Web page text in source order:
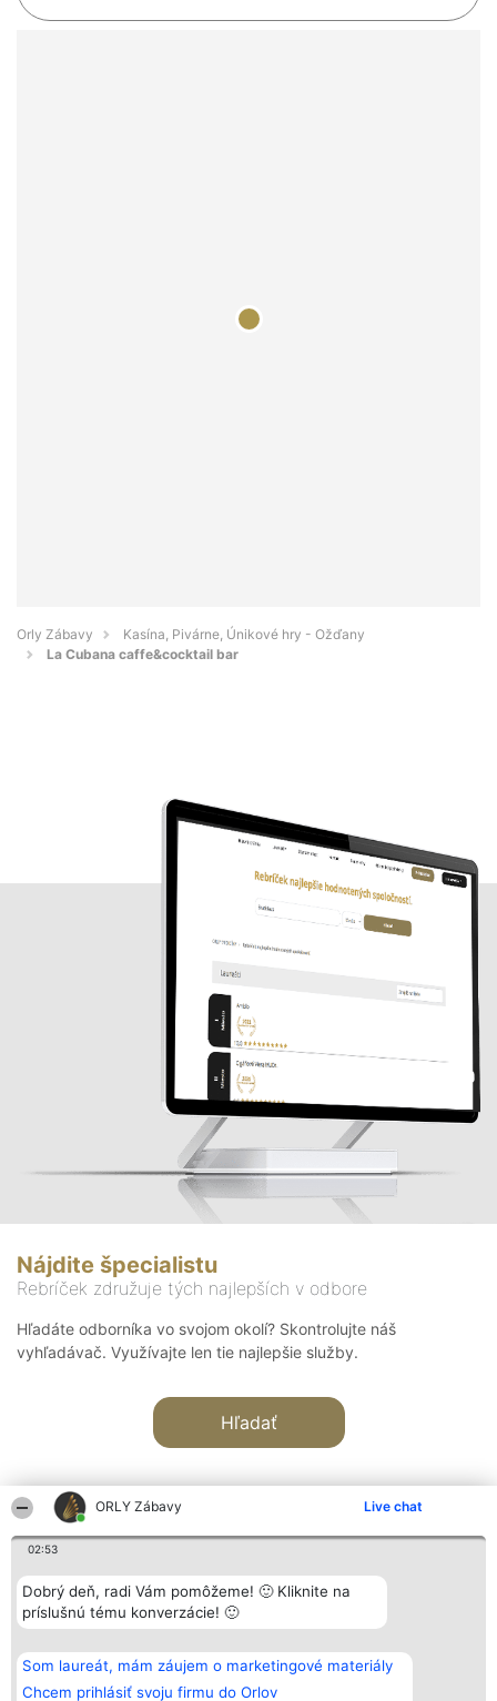
ORLY Zábavy Live chat
02:53
Dobrý deň, radi Vám pomôžeme! 🙂 Kliknite na
príslušnú tému konverzácie! 🙂
Som laureát, mám záujem o marketingové materiály
Chcem prihlásiť svoju firmu do Orlov
Orly Zábavy
Kasína, Pivárne, Únikové hry - Ožďany
La Cubana caffe&cocktail bar
Nájdite špecialistu
Rebríček združuje tých najlepších v odbore
Hľadáte odborníka vo svojom okolí? Skontrolujte náš
vyhľadávač. Využívajte len tie najlepšie služby.
Hľadať
Organizátor hodnotenia
Bright Side Solutions sp. z o.
o. sp. k.
Wrocław 50-079
KRS 0000749100 | Regon
381313360 | NIP 8943132676
Hodnotenie
Laureáti
Lista
Laureatów
Podmienky
Obchodné
Kontakt
Kontakt